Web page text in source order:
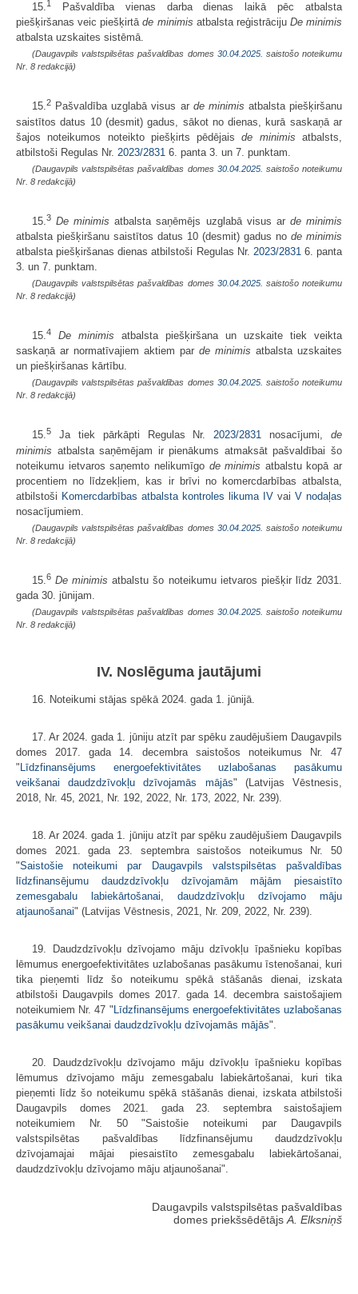
15.1
Pašvaldība vienas darba dienas laikā pēc atbalsta
piešķiršanas veic piešķirtāde minimis atbalsta reģistrāciju De minimis
atbalsta uzskaites sistēmā.
(Daugavpils valstspilsētas pašvaldības domes 30.04.2025. saistošo noteikumu
Nr. 8 redakcijā)
15.2 Pašvaldība uzglabā visus ar de minimis atbalsta piešķiršanu
saistītos datus 10 (desmit) gadus, sākot no dienas, kurā saskaņā ar
šajos noteikumos noteikto piešķirts pēdējaisde minimis atbalsts,
atbilstoši Regulas Nr. 2023/2831 6. panta 3. un 7. punktam.
(Daugavpils valstspilsētas pašvaldības domes 30.04.2025. saistošo noteikumu
Nr. 8 redakcijā)
15.3 De minimis atbalsta saņēmējs uzglabā visus ar de minimis
atbalsta piešķiršanu saistītos datus 10 (desmit) gadus no de minimis
atbalsta piešķiršanas dienas atbilstoši Regulas Nr. 2023/28316. panta
3. un 7. punktam.
(Daugavpils valstspilsētas pašvaldības domes 30.04.2025. saistošo noteikumu
Nr. 8 redakcijā)
15.4 De minimis atbalsta piešķiršana un uzskaite tiek veikta
saskaņā ar normatīvajiem aktiem par de minimis atbalsta uzskaites
un piešķiršanas kārtību.
(Daugavpils valstspilsētas pašvaldības domes 30.04.2025. saistošo noteikumu
Nr. 8 redakcijā)
15.5 Ja tiek pārkāpti Regulas Nr.2023/2831 nosacījumi, de
minimis atbalsta saņēmējam ir pienākums atmaksāt pašvaldībai šo
noteikumu ietvaros saņemto nelikumīgo de minimis atbalstu kopā ar
procentiem no līdzekļiem, kas ir brīvi no komercdarbības atbalsta,
atbilstoši Komercdarbības atbalsta kontroles likuma IV vai V nodaļas
nosacījumiem.
(Daugavpils valstspilsētas pašvaldības domes 30.04.2025. saistošo noteikumu
Nr. 8 redakcijā)
15.6 De minimis atbalstu šo noteikumu ietvaros piešķir līdz 2031.
gada 30. jūnijam.
(Daugavpils valstspilsētas pašvaldības domes 30.04.2025. saistošo noteikumu
Nr. 8 redakcijā)
IV. Noslēguma jautājumi
16. Noteikumi stājas spēkā 2024. gada 1. jūnijā.
17. Ar 2024. gada 1. jūniju atzīt par spēku zaudējušiem Daugavpils
domes 2017. gada 14. decembra saistošos noteikumus Nr. 47
" Līdzfinansējums energoefektivitātes uzlabošanas pasākumu
veikšanai daudzdzīvokļu dzīvojamās mājās" (Latvijas Vēstnesis,
2018, Nr. 45, 2021, Nr. 192, 2022, Nr. 173, 2022, Nr. 239).
18. Ar 2024. gada 1. jūniju atzīt par spēku zaudējušiem Daugavpils
domes 2021. gada 23. septembra saistošos noteikumus Nr. 50
"Saistošie noteikumi par Daugavpils valstspilsētas pašvaldības
līdzfinansējumu daudzdzīvokļu dzīvojamām mājām piesaistīto
zemesgabalu labiekārtošanai, daudzdzīvokļu dzīvojamo māju
atjaunošanai" (Latvijas Vēstnesis, 2021, Nr. 209, 2022, Nr. 239).
19. Daudzdzīvokļu dzīvojamo māju dzīvokļu īpašnieku kopības
lēmumus energoefektivitātes uzlabošanas pasākumu īstenošanai, kuri
tika pieņemti līdz šo noteikumu spēkā stāšanās dienai, izskata
atbilstoši Daugavpils domes 2017. gada 14. decembra saistošajiem
noteikumiem Nr. 47 " Līdzfinansējums energoefektivitātes uzlabošanas
pasākumu veikšanai daudzdzīvokļu dzīvojamās mājās".
20. Daudzdzīvokļu dzīvojamo māju dzīvokļu īpašnieku kopības
lēmumus dzīvojamo māju zemesgabalu labiekārtošanai, kuri tika
pieņemti līdz šo noteikumu spēkā stāšanās dienai, izskata atbilstoši
Daugavpils domes 2021. gada 23. septembra saistošajiem
noteikumiem Nr. 50 "Saistošie noteikumi par Daugavpils
valstspilsētas pašvaldības līdzfinansējumu daudzdzīvokļu
dzīvojamajai mājai piesaistīto zemesgabalu labiekārtošanai,
daudzdzīvokļu dzīvojamo māju atjaunošanai".
Daugavpils valstspilsētas pašvaldības
domes priekšsēdētājs A. Elksniņš